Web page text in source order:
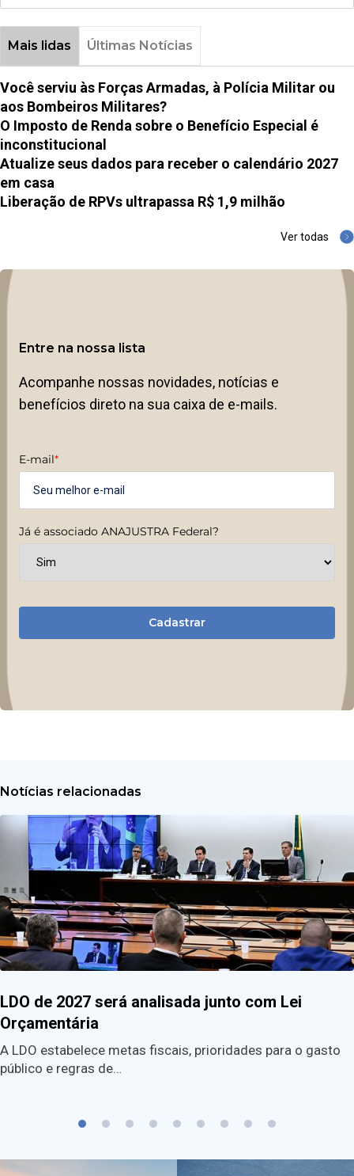
Mais lidas Últimas Notícias
Você serviu às Forças Armadas, à Polícia Militar ou
aos Bombeiros Militares?
O Imposto de Renda sobre o Benefício Especial é
inconstitucional
Atualize seus dados para receber o calendário 2027
em casa
Liberação de RPVs ultrapassa R$ 1,9 milhão
Ver todas
Entre na nossa lista
Acompanhe nossas novidades, notícias e
benefícios direto na sua caixa de e-mails.
E-mail*
Já é associado ANAJUSTRA Federal?
Cadastrar
Notícias relacionadas
LDO de 2027 será analisada junto com Lei
Orçamentária
A LDO estabelece metas fiscais, prioridades para o gasto
público e regras de…